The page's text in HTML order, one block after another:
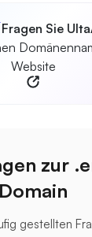
Fragen Sie
Website
zur
Domain
gestellten